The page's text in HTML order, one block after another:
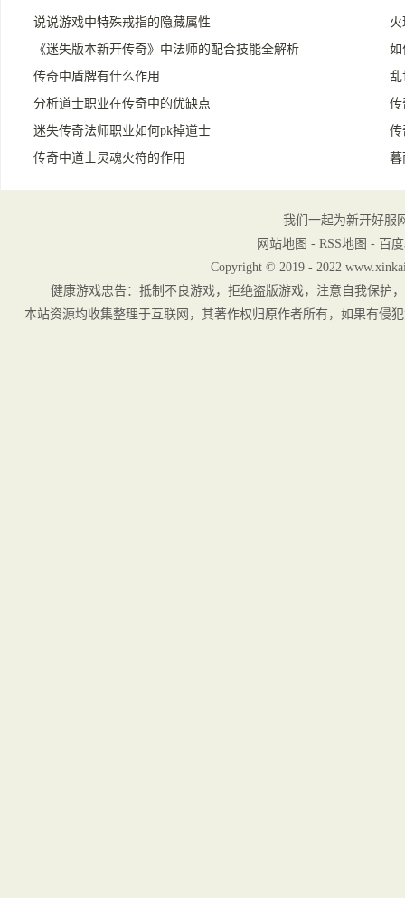
说说游戏中特殊戒指的隐藏属性
《迷失版本新开传奇》中法师的配合技能全解析
如
传奇中盾牌有什么作用
乱
分析道士职业在传奇中的优缺点
传
迷失传奇法师职业如何pk掉道士
传
传奇中道士灵魂火符的作用
暮
我们一起为新开好服
网站地图 - RSS地图 - 百
Copyright © 2019 - 2022
健康游戏忠告：抵制不良游戏，拒绝盗版游戏，注意自我保护
本站资源均收集整理于互联网，其著作权归原作者所有，如果有侵